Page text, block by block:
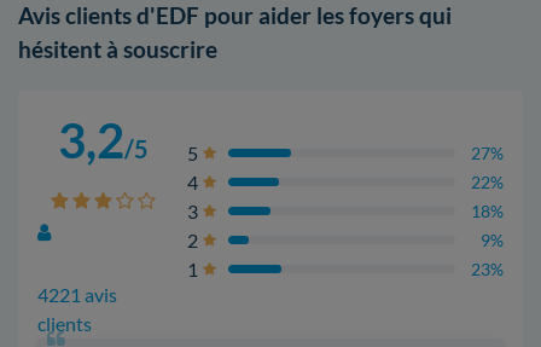
Avis clients d'EDF pour aider les foyers qui
hésitent à souscrire
3,2/5
4221 avis
clients
5 27%
4 22%
3 18%
2 9%
1 23%